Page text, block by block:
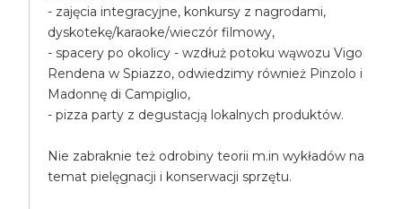
- zajęcia integracyjne, konkursy z nagrodami,
dyskotekę/karaoke/wieczór filmowy,
- spacery po okolicy - wzdłuż potoku wąwozu Vigo
Rendena w Spiazzo, odwiedzimy również Pinzolo i
Madonnę di Campiglio,
- pizza party z degustacją lokalnych produktów.
Nie zabraknie też odrobiny teorii m.in wykładów na
temat pielęgnacji i konserwacji sprzętu.